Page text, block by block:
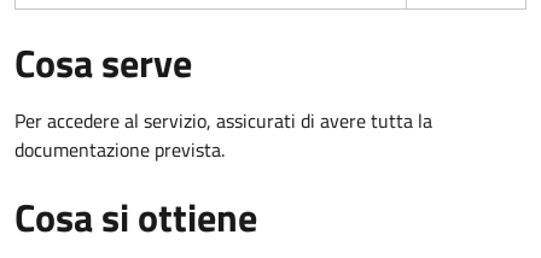
Cosa serve
Per accedere al servizio, assicurati di avere tutta la
documentazione prevista.
Cosa si ottiene